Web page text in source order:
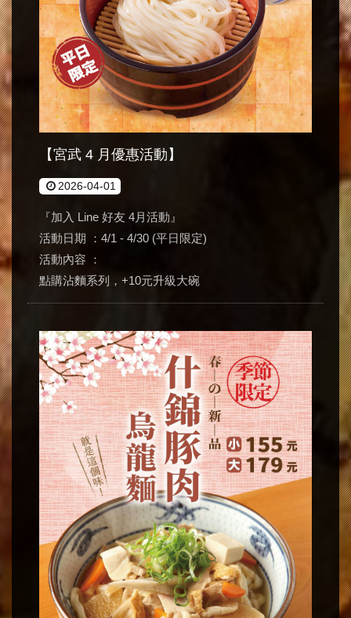
【宮武 4 月優惠活動】
2026-04-01
『加入 Line 好友 4月活動』
活動日期 ：4/1 - 4/30 (平日限定)
活動內容 ：
點購沾麵系列，+10元升級大碗